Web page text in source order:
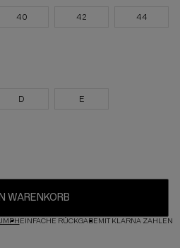
40 42 44
D E
WARENKORB
EINFACHE RÜCKGABEMIT KLARNA ZAHLEN